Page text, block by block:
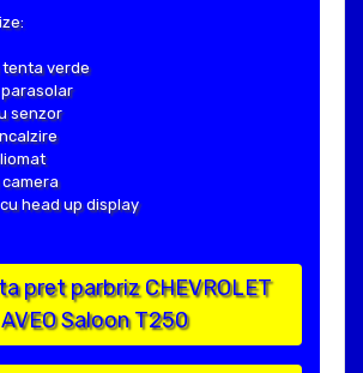
tenta verde
senzor
head up display
pret parbriz CHEVROLET
AVEO Saloon T250